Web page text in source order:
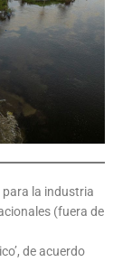
para la industria
(fuera de
de acuerdo